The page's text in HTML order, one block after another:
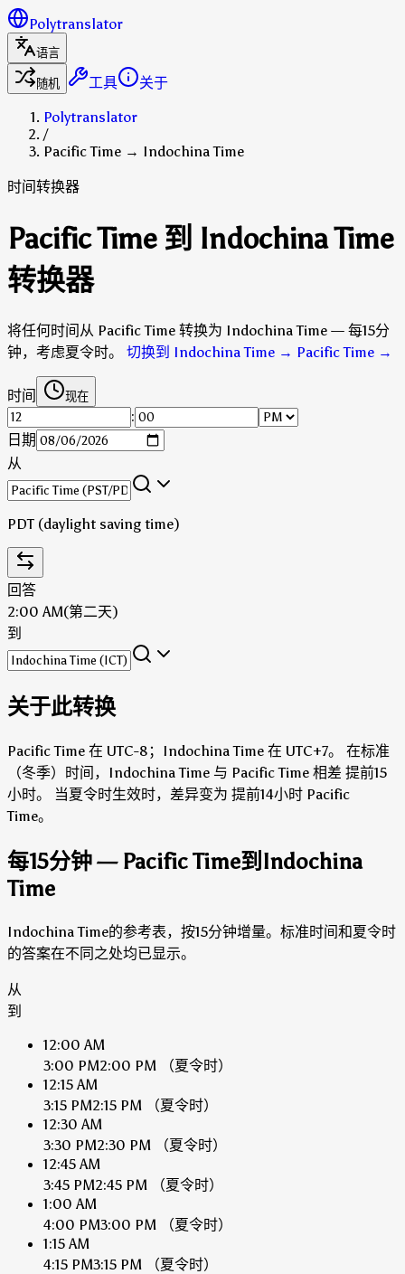
Polytranslator
语言
随机
工具
关于
Polytranslator
/
Pacific Time → Indochina Time
时间转换器
Pacific Time 到 Indochina Time
转换器
将任何时间从 Pacific Time 转换为 Indochina Time — 每15分
钟，考虑夏令时。
切换到 Indochina Time → Pacific Time →
时间 现在
:
日期
从
PDT (daylight saving time)
回答
2:00 AM(第二天)
到
关于此转换
Pacific Time 在 UTC-8；Indochina Time 在 UTC+7。
在标准
（冬季）时间，Indochina Time 与 Pacific Time 相差 提前15
小时。
当夏令时生效时，差异变为 提前14小时 Pacific
Time。
每15分钟 — Pacific Time到Indochina
Time
Indochina Time的参考表，按15分钟增量。标准时间和夏令时
的答案在不同之处均已显示。
从
到
12:00 AM
3:00 PM2:00 PM
（夏令时）
12:15 AM
3:15 PM2:15 PM
（夏令时）
12:30 AM
3:30 PM2:30 PM
（夏令时）
12:45 AM
3:45 PM2:45 PM
（夏令时）
1:00 AM
4:00 PM3:00 PM
（夏令时）
1:15 AM
4:15 PM3:15 PM
（夏令时）